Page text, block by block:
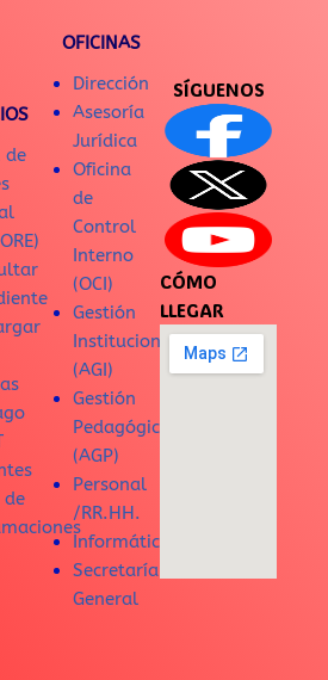
de
de
OFICINAS
Dirección
Asesoría
Jurídica
Oficina
de
Control
Interno
(OCI)
Gestión
Institucional
(AGI)
Gestión
Pedagógica
(AGP)
Personal
/RR.HH.
Informática
Secretaría
General
SÍGUENOS
CÓMO
LLEGAR